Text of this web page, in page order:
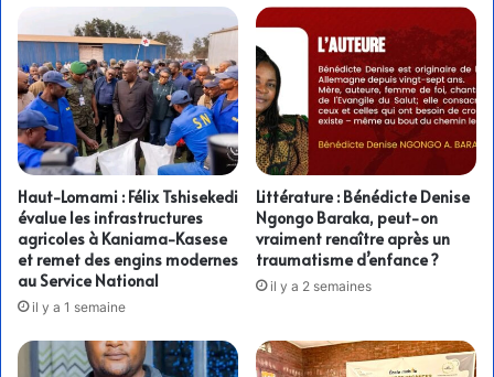
Haut-Lomami : Félix Tshisekedi
évalue les infrastructures
agricoles à Kaniama-Kasese
et remet des engins modernes
au Service National
il y a 1 semaine
Littérature : Bénédicte Denise
Ngongo Baraka, peut-on
vraiment renaître après un
traumatisme d’enfance ?
il y a 2 semaines